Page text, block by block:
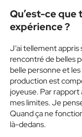
Qu’est-ce que
expérience ?
J’ai tellement appris
rencontré de belles
belle personne et les
production est
joyeuse. Par rapport
mes limites. Je
Quand ça ne
là-dedans.